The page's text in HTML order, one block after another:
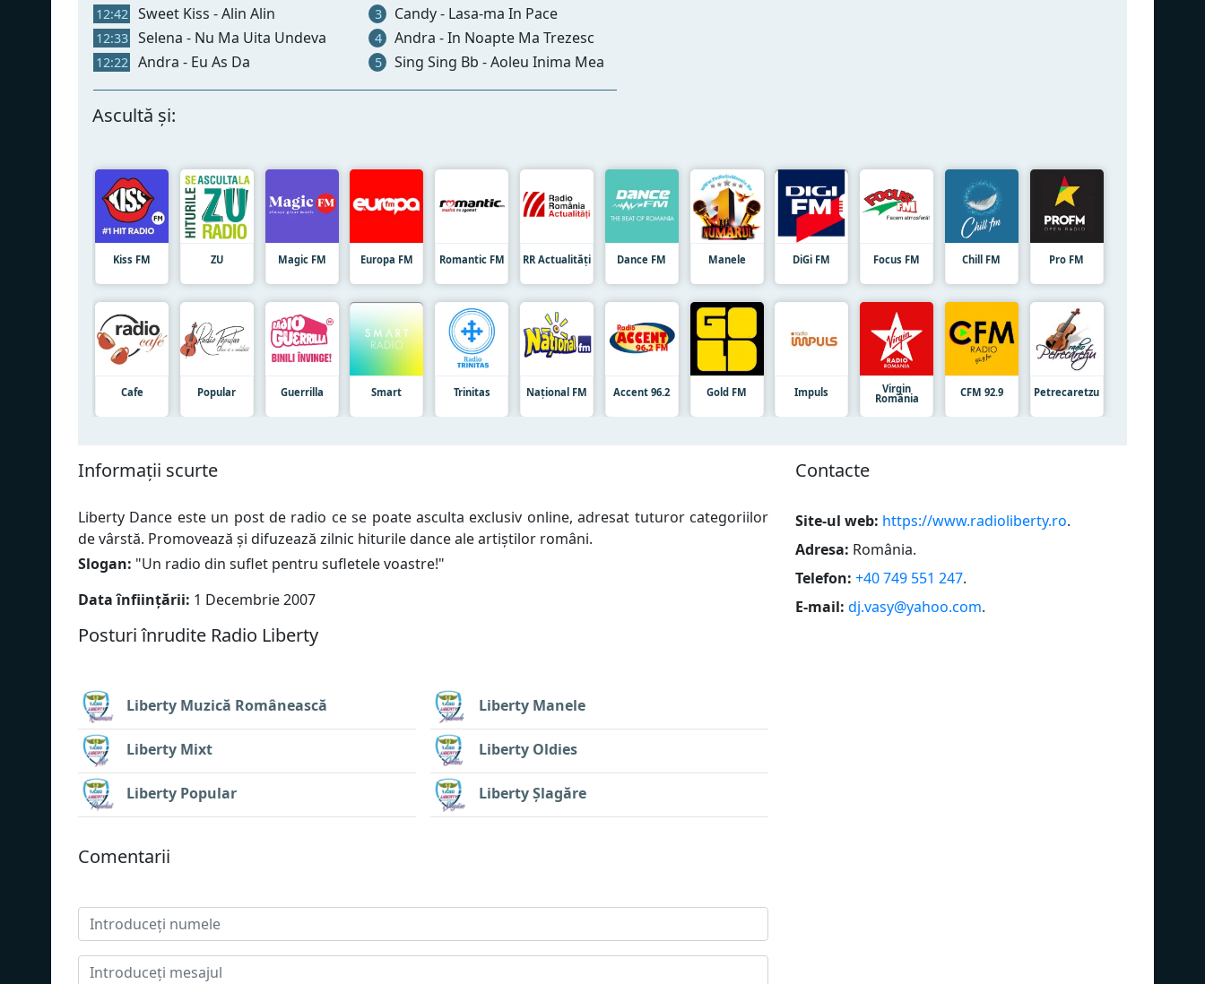
12:42 Sweet Kiss - Alin Alin
12:33 Selena - Nu Ma Uita Undeva
12:22 Andra - Eu As Da
3 Candy - Lasa-ma In Pace
4 Andra - In Noapte Ma Trezesc
5 Sing Sing Bb - Aoleu Inima Mea
Ascultă și:
Kiss FM ZU Magic FM Europa FM Romantic FM RR Actualități Dance FM Manele DiGi FM Focus FM Chill FM Pro FM
Cafe Popular Guerrilla Smart Trinitas Național FM Accent 96.2 Gold FM Impuls Virgin
România CFM 92.9 Petrecaretzu
Informații scurte
Liberty Dance este un post de radio ce se poate asculta exclusiv online, adresat tuturor categoriilor
de vârstă. Promovează și difuzează zilnic hiturile dance ale artiștilor români.
Slogan: "Un radio din suflet pentru sufletele voastre!"
Data înființării: 1 Decembrie 2007
Posturi înrudite Radio Liberty
Liberty Muzică Românească
Liberty Mixt
Liberty Popular
Liberty Manele
Liberty Oldies
Liberty Șlagăre
Сontacte
Site-ul web: https://www.radioliberty.ro.
Adresa: România.
Telefon: +40 749 551 247.
E-mail: dj.vasy@yahoo.com.
Сomentarii